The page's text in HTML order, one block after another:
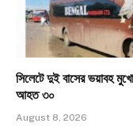
সিলেটে দুই বাসের ভয়াবহ
আহত ৩০
August 8, 2026